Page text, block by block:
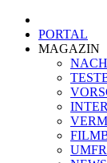
PORTAL
MAGAZIN